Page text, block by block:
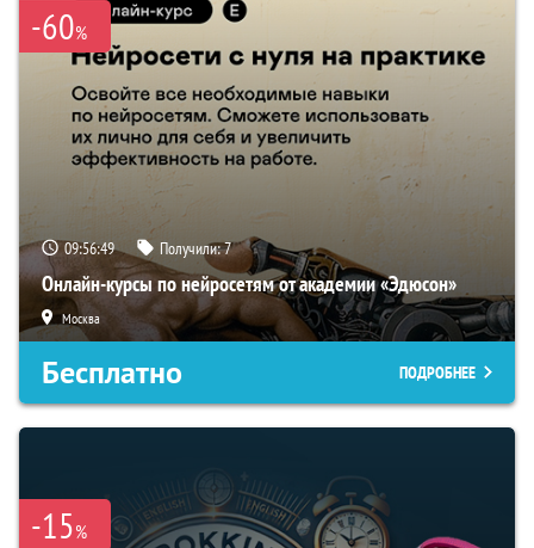
-60%
09:56:49 Получили:7
Онлайн-курсы по нейросетям от академии «Эдюсон»
Москва
Бесплатно ПОДРОБНЕЕ
-15%